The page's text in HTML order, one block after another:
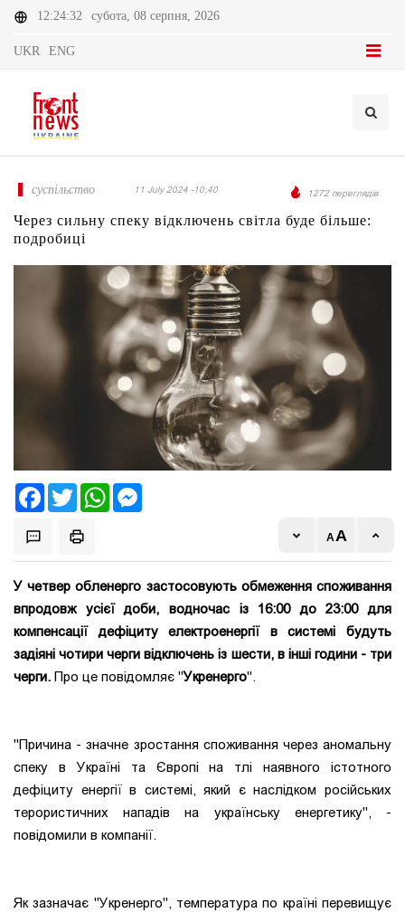
12:24:32 субота, 08 серпня, 2026
UKR ENG
суспільство 11 July 2024 -10:40 1272 переглядів
Через сильну спеку відключень світла буде більше:
подробиці
FacebookTwitter WhatsApp
У четвер обленерго застосовують обмеження споживання
впродовж усієї доби, водночас із 16:00 до 23:00 для
компенсації дефіциту електроенергії в системі будуть
задіяні чотири черги відключень із шести, в інші години - три
черги. Про це повідомляє "Укренерго".
"Причина - значне зростання споживання через аномальну
спеку в Україні та Європі на тлі наявного істотного
дефіциту енергії в системі, який є наслідком російських
терористичних нападів на українську енергетику", -
повідомили в компанії.
Як зазначає "Укренерго", температура по країні перевищує